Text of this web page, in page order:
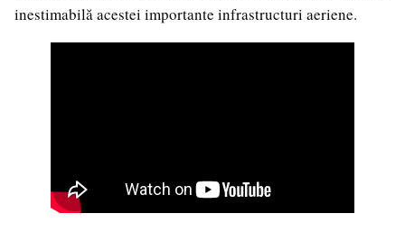
inestimabilă acestei importante infrastructuri aeriene.